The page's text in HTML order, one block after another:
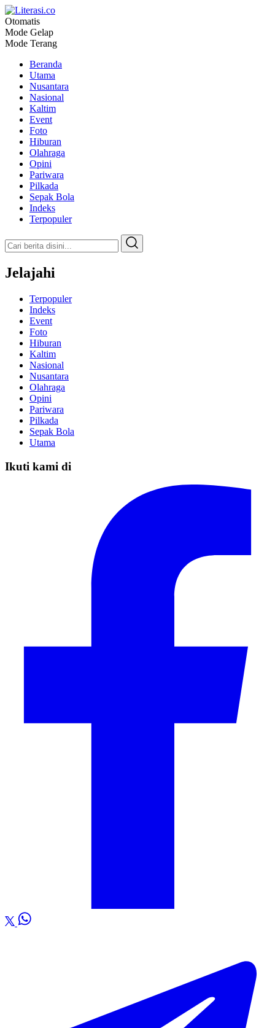
Literasi.co
Pilar Informasi
Otomatis
Mode Gelap
Mode Terang
Beranda
Utama
Nusantara
Nasional
Kaltim
Event
Foto
Hiburan
Olahraga
Opini
Pariwara
Pilkada
Sepak Bola
Indeks
Terpopuler
Jelajahi
Terpopuler
Indeks
Event
Foto
Hiburan
Kaltim
Nasional
Nusantara
Olahraga
Opini
Pariwara
Pilkada
Sepak Bola
Utama
Ikuti kami di